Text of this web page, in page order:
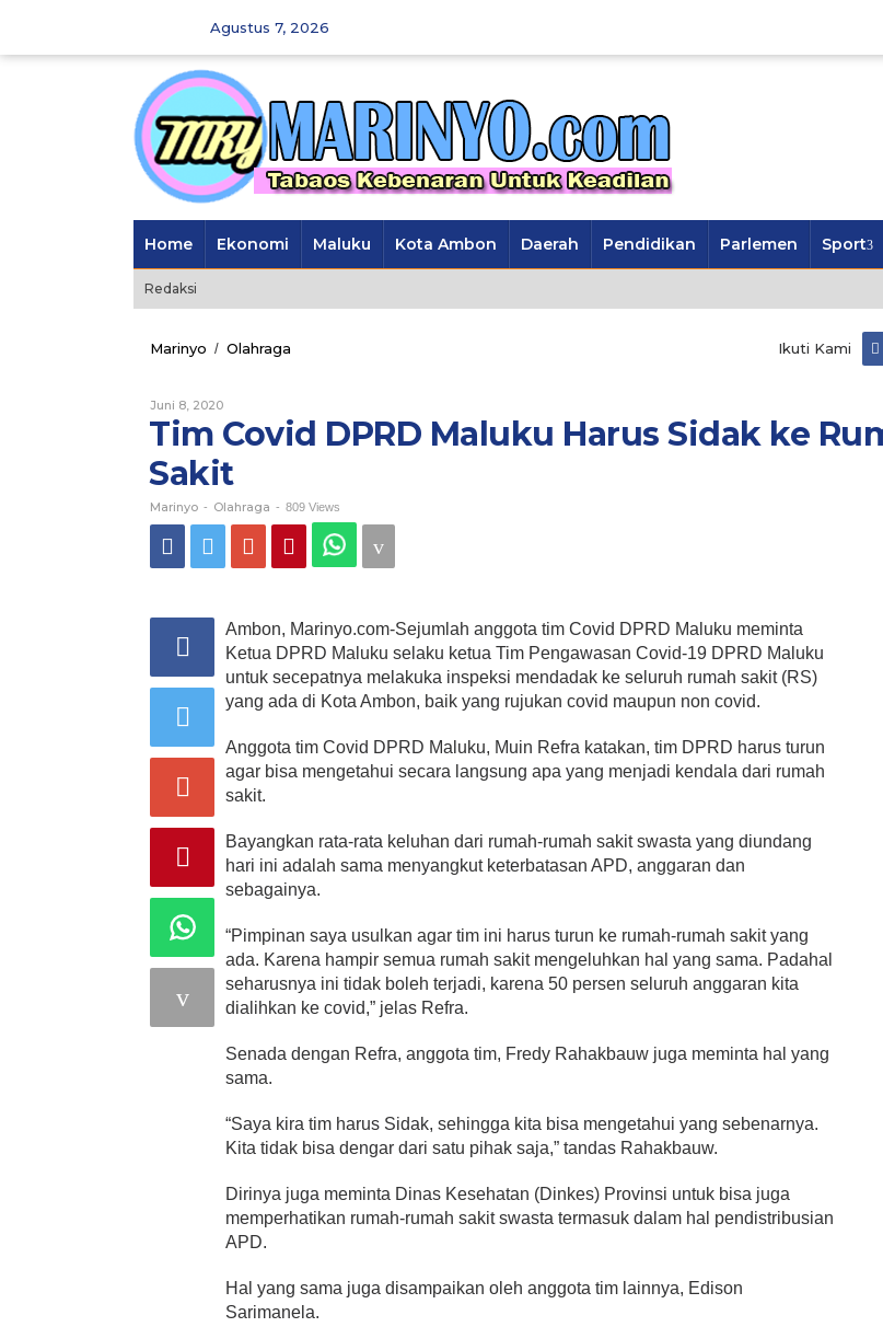
Agustus 7, 2026
Home Ekonomi Maluku Kota Ambon Daerah Pendidikan Parlemen Sport
Redaksi
Marinyo / Olahraga
Harus
Sidak
Sakit
Ikuti Kami
Juni 8, 2020
Marinyo
Tim Covid DPRD Maluku Harus Sidak ke
Sakit
Marinyo - Olahraga - 809 Views
Ambon, Marinyo.com-Sejumlah anggota tim Covid DPRD Maluku meminta
Ketua DPRD Maluku selaku ketua Tim Pengawasan Covid-19 DPRD Maluku
untuk secepatnya melakuka inspeksi mendadak ke seluruh rumah sakit (RS)
yang ada di Kota Ambon, baik yang rujukan covid maupun non covid.
Anggota tim Covid DPRD Maluku, Muin Refra katakan, tim DPRD harus turun
agar bisa mengetahui secara langsung apa yang menjadi kendala dari rumah
sakit.
Bayangkan rata-rata keluhan dari rumah-rumah sakit swasta yang diundang
hari ini adalah sama menyangkut keterbatasan APD, anggaran dan
sebagainya.
“Pimpinan saya usulkan agar tim ini harus turun ke rumah-rumah sakit yang
ada. Karena hampir semua rumah sakit mengeluhkan hal yang sama. Padahal
seharusnya ini tidak boleh terjadi, karena 50 persen seluruh anggaran kita
dialihkan ke covid,” jelas Refra.
Senada dengan Refra, anggota tim, Fredy Rahakbauw juga meminta hal yang
sama.
“Saya kira tim harus Sidak, sehingga kita bisa mengetahui yang sebenarnya.
Kita tidak bisa dengar dari satu pihak saja,” tandas Rahakbauw.
Dirinya juga meminta Dinas Kesehatan (Dinkes) Provinsi untuk bisa juga
memperhatikan rumah-rumah sakit swasta termasuk dalam hal pendistribusian
APD.
Hal yang sama juga disampaikan oleh anggota tim lainnya, Edison
Sarimanela.